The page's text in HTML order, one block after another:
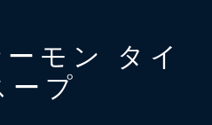
モン タイ
ープ